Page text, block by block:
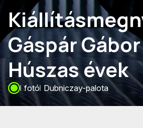
Gáspár
Húszas évek
fotó Dubniczay-palota